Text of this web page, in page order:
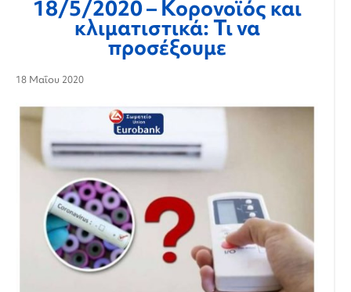
18/5/2020 – Κορονοϊός και
κλιματιστικά: Τι να
προσέξουμε
18 Μαΐου 2020